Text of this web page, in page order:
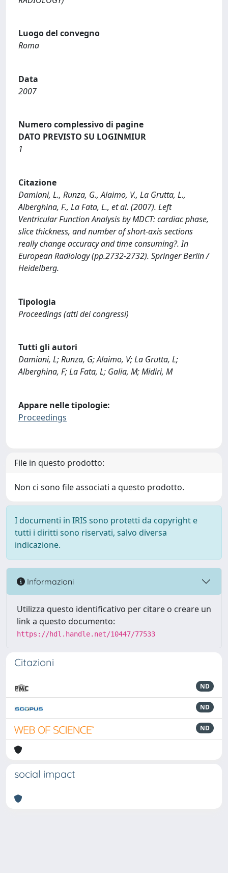
Luogo del convegno
Roma
Data
2007
Numero complessivo di pagine
DATO PREVISTO SU LOGINMIUR
1
Citazione
Damiani, L., Runza, G., Alaimo, V., La Grutta, L.,
Alberghina, F., La Fata, L., et al. (2007). Left
Ventricular Function Analysis by MDCT: cardiac phase,
slice thickness, and number of short-axis sections
really change accuracy and time consuming?. In
European Radiology (pp.2732-2732). Springer Berlin /
Heidelberg.
Tipologia
Proceedings (atti dei congressi)
Tutti gli autori
Damiani, L; Runza, G; Alaimo, V; La Grutta, L;
Alberghina, F; La Fata, L; Galia, M; Midiri, M
Appare nelle tipologie:
Proceedings
File in questo prodotto:
Non ci sono file associati a questo prodotto.
I documenti in IRIS sono protetti da copyright e
tutti i diritti sono riservati, salvo diversa
indicazione.
Informazioni
Utilizza questo identificativo per citare o creare un
link a questo documento:
https://hdl.handle.net/10447/77533
Citazioni
ND
ND
ND
social impact